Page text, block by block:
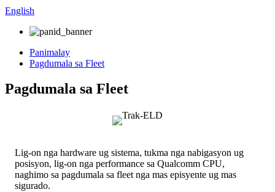
English
Panimalay
Pagdumala sa Fleet
Pagdumala sa Fleet
Lig-on nga hardware ug sistema, tukma nga nabigasyon ug
posisyon, lig-on nga performance sa Qualcomm CPU,
naghimo sa pagdumala sa fleet nga mas episyente ug mas
sigurado.